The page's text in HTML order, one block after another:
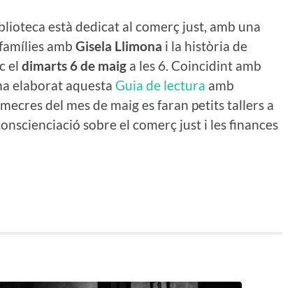
està dedicat al comerç just, amb una
amb Gisela Llimona i la història de
el dimarts 6 de maig a les 6. Coincidint amb
elaborat aquesta Guia de lectura amb
del mes de maig es faran petits tallers a
sobre el comerç just i les finances